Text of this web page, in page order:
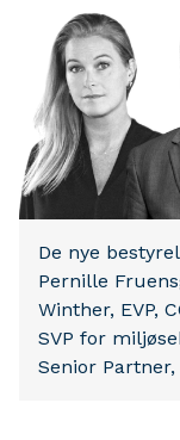
De nye
Pernille
Winther, EVP,
SVP for
Senior Partner,